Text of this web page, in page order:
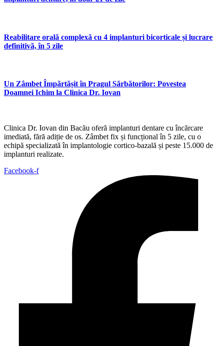
Reabilitare orală complexă cu 4 implanturi bicorticale și lucrare
definitivă, în 5 zile
Un Zâmbet Împărtășit în Pragul Sărbătorilor: Povestea
Doamnei Ichim la Clinica Dr. Iovan
Clinica Dr. Iovan din Bacău oferă implanturi dentare cu încărcare
imediată, fără adiție de os. Zâmbet fix și funcțional în 5 zile, cu o
echipă specializată în implantologie cortico-bazală și peste 15.000 de
implanturi realizate.
Facebook-f